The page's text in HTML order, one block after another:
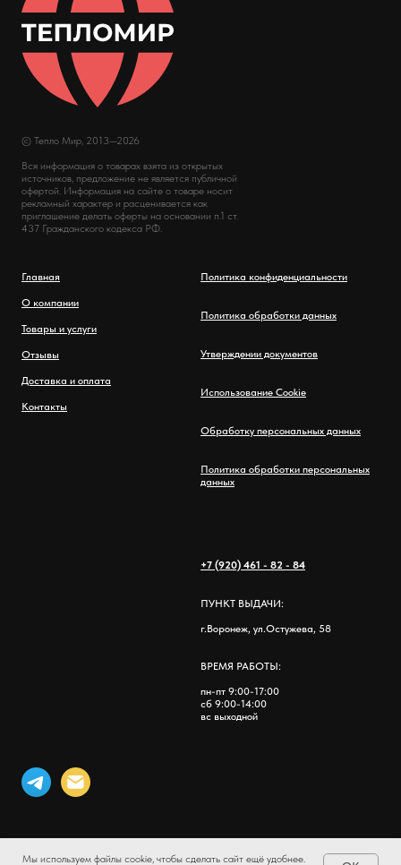
Мы используем файлы cookie, чтобы сделать сайт ещё удобнее.
© Тепло Мир, 2013—2026
Вся информация о товарах взята из открытых
источников, предложение не является публичной
офертой. Информация на сайте о товаре носит
рекламный характер и расценивается как
приглашение делать оферты на основании п.1 ст.
437 Гражданского кодекса РФ.
Главная
О компании
Товары и услуги
Отзывы
Доставка и оплата
Контакты
Политика конфиденциальности
Политика обработки данных
Утверждении документов
Использование Cookie
Обработку персональных данных
Политика обработки персональных
данных
+7 (920) 461 - 82 - 84
ПУНКТ ВЫДАЧИ:
г.Воронеж, ул.Остужева, 58
ВРЕМЯ РАБОТЫ:
пн-пт 9:00-17:00
сб 9:00-14:00
вс выходной